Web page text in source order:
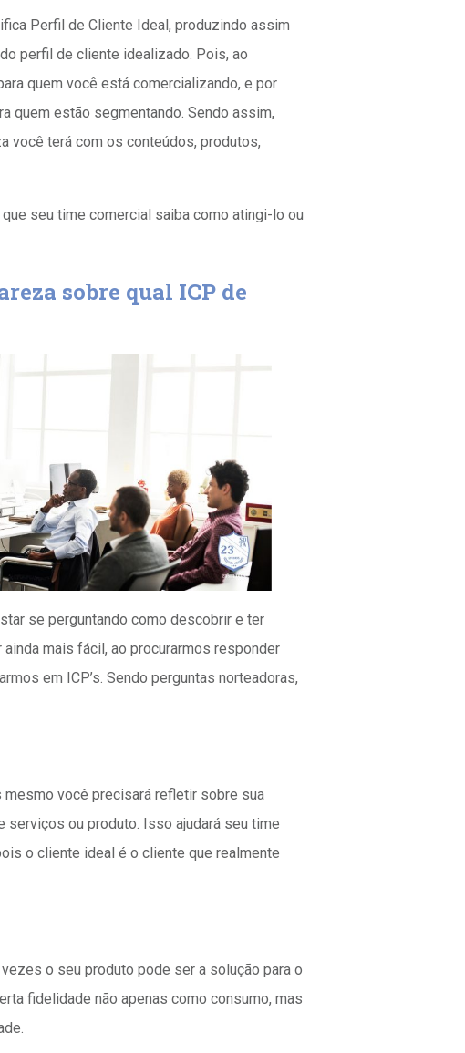
Perfil de Cliente Ideal, produzindo assim
perfil de cliente idealizado. Pois, ao
quem você está comercializando, e por
quem estão segmentando. Sendo assim,
você terá com os conteúdos, produtos,
seu time comercial saiba como atingi-lo ou
sobre qual ICP de
se perguntando como descobrir e ter
mais fácil, ao procurarmos responder
em ICP’s. Sendo perguntas norteadoras,
você precisará refletir sobre sua
ou produto. Isso ajudará seu time
o cliente ideal é o cliente que realmente
o seu produto pode ser a solução para o
fidelidade não apenas como consumo, mas